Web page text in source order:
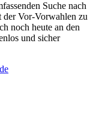
Suche nach
der Vor-Vorwahlen zu
noch heute an den
und sicher